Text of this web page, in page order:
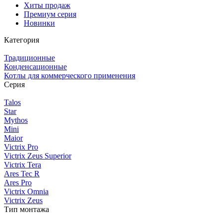
Хиты продаж
Премиум серия
Новинки
Категория
Традиционные
Конденсационные
Котлы для коммерческого применения
Серия
Talos
Star
Mythos
Mini
Maior
Victrix Pro
Victrix Zeus Superior
Victrix Tera
Ares Tec R
Ares Pro
Victrix Omnia
Victrix Zeus
Тип монтажа